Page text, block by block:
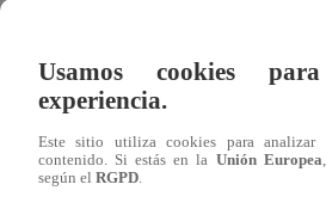
Congreso: proponen que el
salario presidencial se aplique desde
Usamos cookies
experiencia.
Este sitio utiliza cookies para analizar
contenido. Si estás en la Unión Europea
según el RGPD.